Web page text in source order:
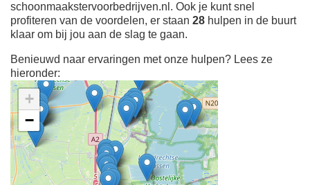
schoonmaakstervoorbedrijven.nl. Ook je kunt snel
profiteren van de voordelen, er staan 28 hulpen in de buurt
klaar om bij jou aan de slag te gaan.
Benieuwd naar ervaringen met onze hulpen? Lees ze
hieronder:
Ontdek meer ervaringen
Schoonmaakster bij
jou in de buurt
+
−